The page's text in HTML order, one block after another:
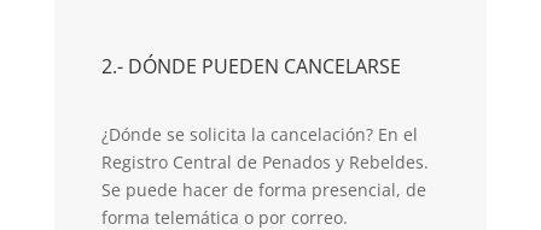
2.- DÓNDE PUEDEN CANCELARSE
¿Dónde se solicita la cancelación? En el
Registro Central de Penados y Rebeldes.
Se puede hacer de forma presencial, de
forma telemática o por correo.